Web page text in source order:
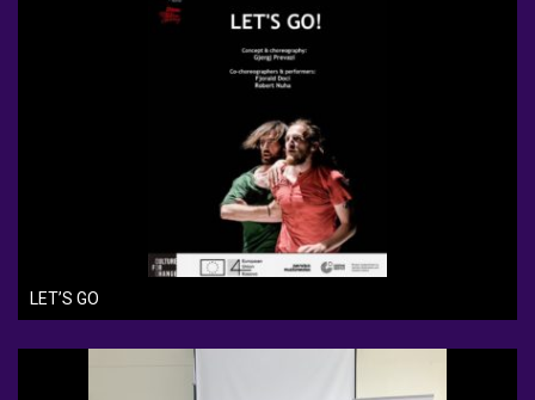
LET’S GO